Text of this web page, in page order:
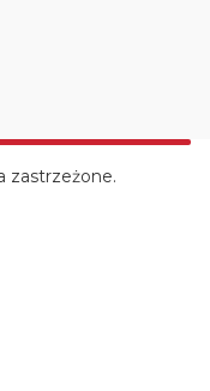
zastrzeżone.